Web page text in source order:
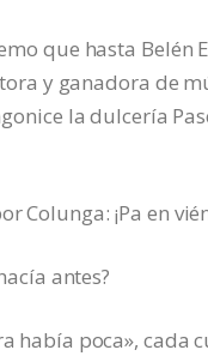
que hasta Belén
y ganadora de
la dulcería
Colunga: ¡Pa en
antes?
había poca», cada